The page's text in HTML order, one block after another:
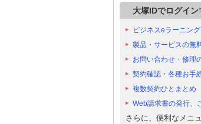
大塚IDでログイン
ビジネスeラーニング
製品・サービスの無
お問い合わせ・修理
契約確認・各種お手
複数契約ひとまとめ
Web請求書の発行、
さらに、便利なメニ